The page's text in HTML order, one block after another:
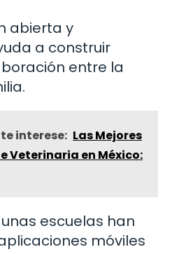
abierta y
a construir
entre la
interese: Las Mejores
Veterinaria en México:
escuelas han
móviles